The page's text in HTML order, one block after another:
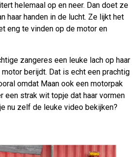
helemaal op en neer. Dan doet ze
haar handen in de lucht. Ze lijkt het
eng te vinden op de motor en
zangeres een leuke lach op haar
berijdt. Dat is echt een prachtig
omdat Maan ook een motorpak
een strak wit topje dat haar vormen
nu zelf de leuke video bekijken?